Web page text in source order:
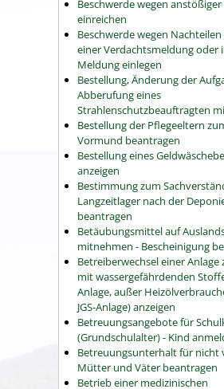
Beschwerde wegen
einreichen
Beschwerde wegen
einer Verdachtsmeldung oder
Meldung einlegen
Bestellung, Änderung der
Abberufung eines
Strahlenschutzbeauftragten
Bestellung der Pflegeeltern
Vormund beantragen
Bestellung eines
anzeigen
Bestimmung zum
Langzeitlager nach der
beantragen
Betäubungsmittel auf
mitnehmen - Bescheinigung
Betreiberwechsel einer Anlage
mit wassergefährdenden
Anlage, außer
JGS-Anlage) anzeigen
Betreuungsangebote für
(Grundschulalter) - Kind
Betreuungsunterhalt für nicht
Mütter und Väter beantragen
Betrieb einer medizinischen